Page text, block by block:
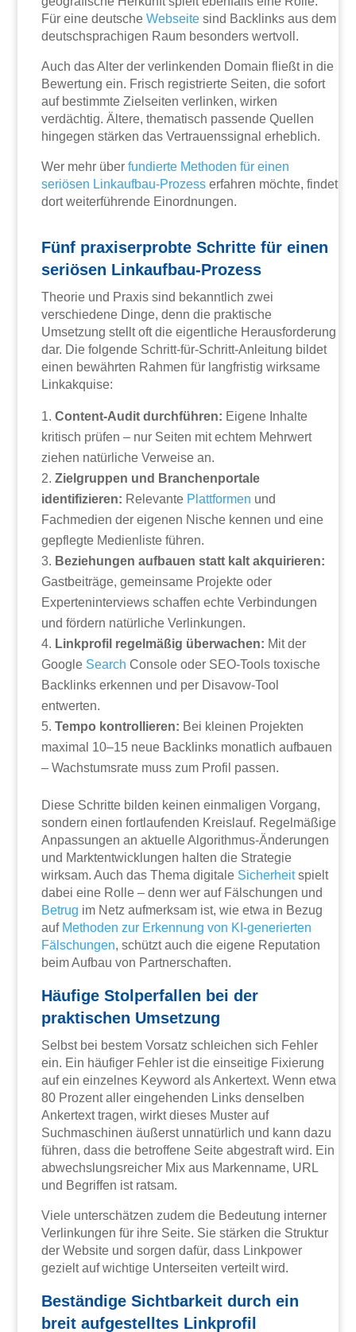
Für eine deutscheWebseite sind Backlinks aus dem
deutschsprachigen Raum besonders wertvoll.
Auch das Alter der verlinkenden Domain fließt in die
Bewertung ein. Frisch registrierte Seiten, die sofort
auf bestimmte Zielseiten verlinken, wirken
verdächtig. Ältere, thematisch passende Quellen
hingegen stärken das Vertrauenssignal erheblich.
Wer mehr überfundierte Methoden für einen
seriösen Linkaufbau-Prozess erfahren möchte, findet
dort weiterführende Einordnungen.
Fünf praxiserprobte Schritte für einen
seriösen Linkaufbau-Prozess
Theorie und Praxis sind bekanntlich zwei
verschiedene Dinge, denn die praktische
Umsetzung stellt oft die eigentliche Herausforderung
dar. Die folgende Schritt-für-Schritt-Anleitung bildet
einen bewährten Rahmen für langfristig wirksame
Linkakquise:
Content-Audit durchführen: Eigene Inhalte
kritisch prüfen – nur Seiten mit echtem Mehrwert
ziehen natürliche Verweise an.
Zielgruppen und Branchenportale
identifizieren: Relevante Plattformen und
Fachmedien der eigenen Nische kennen und eine
gepflegte Medienliste führen.
Beziehungen aufbauen statt kalt akquirieren:
Gastbeiträge, gemeinsame Projekte oder
Experteninterviews schaffen echte Verbindungen
und fördern natürliche Verlinkungen.
Linkprofil regelmäßig überwachen: Mit der
Google Search Console oder SEO-Tools toxische
Backlinks erkennen und per Disavow-Tool
entwerten.
Tempo kontrollieren: Bei kleinen Projekten
maximal 10–15 neue Backlinks monatlich aufbauen
– Wachstumsrate muss zum Profil passen.
Diese Schritte bilden keinen einmaligen Vorgang,
sondern einen fortlaufenden Kreislauf. Regelmäßige
Anpassungen an aktuelle Algorithmus-Änderungen
und Marktentwicklungen halten die Strategie
wirksam. Auch das Thema digitale Sicherheitspielt
dabei eine Rolle – denn wer auf Fälschungen und
Betrug im Netz aufmerksam ist, wie etwa in Bezug
auf Methoden zur Erkennung von KI-generierten
Fälschungen, schützt auch die eigene Reputation
beim Aufbau von Partnerschaften.
Häufige Stolperfallen bei der
praktischen Umsetzung
Selbst bei bestem Vorsatz schleichen sich Fehler
ein. Ein häufiger Fehler ist die einseitige Fixierung
auf ein einzelnes Keyword als Ankertext. Wenn etwa
80 Prozent aller eingehenden Links denselben
Ankertext tragen, wirkt dieses Muster auf
Suchmaschinen äußerst unnatürlich und kann dazu
führen, dass die betroffene Seite abgestraft wird. Ein
abwechslungsreicher Mix aus Markenname, URL
und Begriffen ist ratsam.
Viele unterschätzen zudem die Bedeutung interner
Verlinkungen für ihre Seite. Sie stärken die Struktur
der Website und sorgen dafür, dass Linkpower
gezielt auf wichtige Unterseiten verteilt wird.
Beständige Sichtbarkeit durch ein
breit aufgestelltes Linkprofil